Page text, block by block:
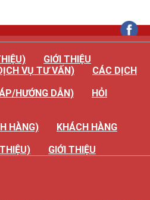
GIỚI THIỆU
VỤ TƯ VẤN)
CÁC DỊCH
HƯỚNG DẪN)
HỎI
HÀNG)
KHÁCH HÀNG
GIỚI THIỆU